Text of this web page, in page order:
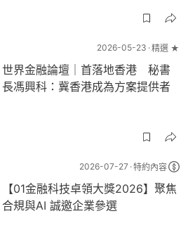
2026-05-23 精選 ★
世界金融論壇｜首落地香港 秘書
長馮興科：冀香港成為方案提供者
2026-07-27 特約內容
【01金融科技卓領大獎2026】聚焦
合規與AI 誠邀企業參選